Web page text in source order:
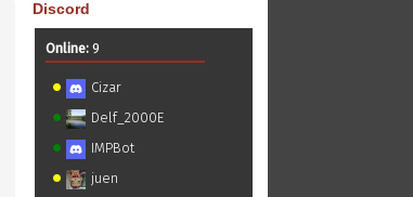
Discord
Online:9
Cizar
Delf_2000E
IMPBot
juen